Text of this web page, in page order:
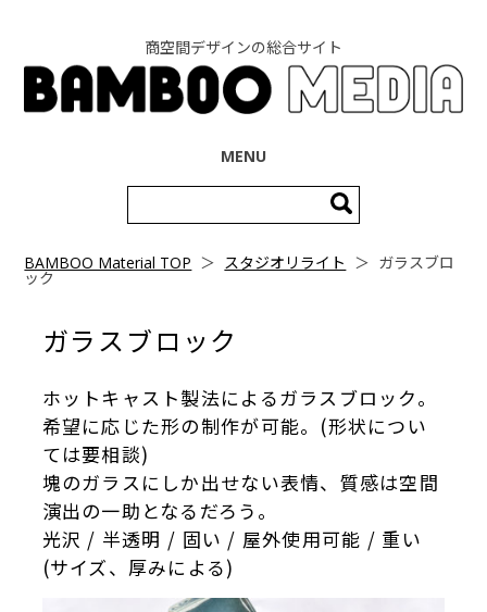
商空間デザインの総合サイト
MENU
索:
BAMBOO Material TOP ＞ スタジオリライト ＞ ガラスブロ
ック
ガラスブロック
ホットキャスト製法によるガラスブロック。
希望に応じた形の制作が可能。(形状につい
ては要相談)
塊のガラスにしか出せない表情、質感は空間
演出の一助となるだろう。
光沢 / 半透明 / 固い / 屋外使用可能 / 重い
(サイズ、厚みによる)